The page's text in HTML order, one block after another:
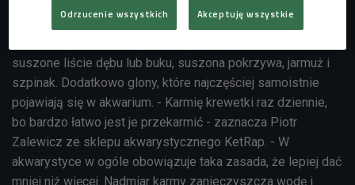
suszone liście dębu lub buku, suszona pokrzywa, jarmuż i
szpinak. Dodatkowo glony, które najczęściej samoistnie
pojawiają się w akwarium. - Karmię krewetki raz dziennie,
bo bardzo łatwo jest je przekarmić - zaznacza Piotr
Zalewicz ze sklepu akwarystycznego KetRap. - W
akwarystyce w ogóle obowiązuje taka zasada, że lepiej dać
mniej niż więcej. Nadmiar karmy zanieczyszcza wodę i
Odrzucenie wszystkich Akceptuję wszystkie